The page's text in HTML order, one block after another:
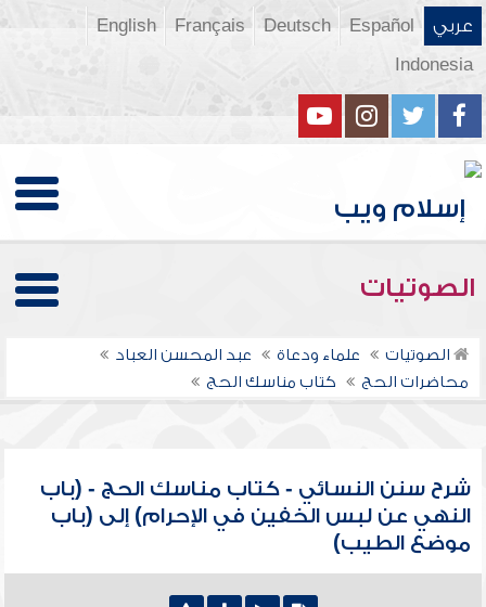
عربي Español
Deutsch
Français
English
Indonesia
الصوتيات
الصوتيات علماء ودعاة
عبد المحسن العباد
محاضرات الحج
كتاب مناسك الحج
شرح سنن النسائي - كتاب مناسك الحج - (باب
النهي عن لبس الخفين في الإحرام) إلى (باب
موضع الطيب)